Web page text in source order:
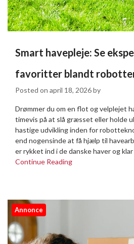
Smart havepleje: Se
favoritter blandt
Posted on april 18, 2026by
Drømmer du om en flot og velplejet
timevis på at slå græsset eller holde
hastige udvikling inden for
end nogensinde at få hjælp til
er rykket ind i de danske haver og
Continue Reading
Annonce